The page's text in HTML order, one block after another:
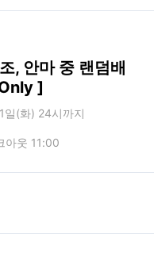
, 안마 중 랜덤배
]
일(화) 24시까지
아웃 11:00